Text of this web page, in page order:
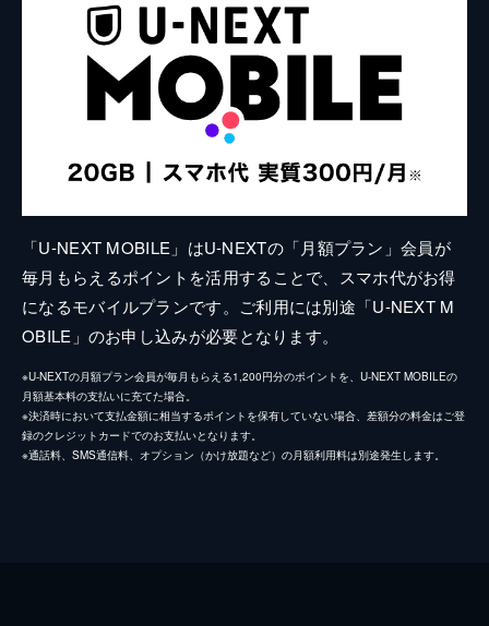
「U-NEXT MOBILE」はU-NEXTの「月額プラン」会員が
毎月もらえるポイントを活用することで、スマホ代がお得
になるモバイルプランです。ご利用には別途「U-NEXT M
OBILE」のお申し込みが必要となります。
※U-NEXTの月額プラン会員が毎月もらえる1,200円分のポイントを、U-NEXT MOBILEの
月額基本料の支払いに充てた場合。
※決済時において支払金額に相当するポイントを保有していない場合、差額分の料金はご登
録のクレジットカードでのお支払いとなります。
※通話料、SMS通信料、オプション（かけ放題など）の月額利用料は別途発生します。